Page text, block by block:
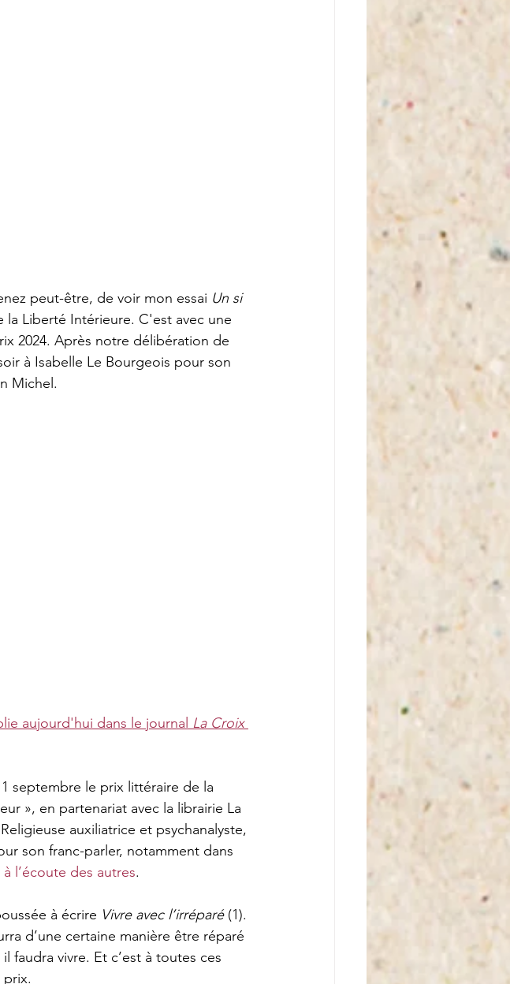
peut-être, de voir mon essai Un si
Liberté Intérieure. C'est avec une
2024. Après notre délibération de
à Isabelle Le Bourgeois pour son
Michel.
aujourd'hui dans le journal La Croix
septembre le prix littéraire de la
», en partenariat avec la librairie La
auxiliatrice et psychanalyste,
son franc-parler, notamment dans
à l’écoute des autres.
à écrire Vivre avec l’irréparé (1).
d’une certaine manière être réparé
faudra vivre. Et c’est à toutes ces
prix.